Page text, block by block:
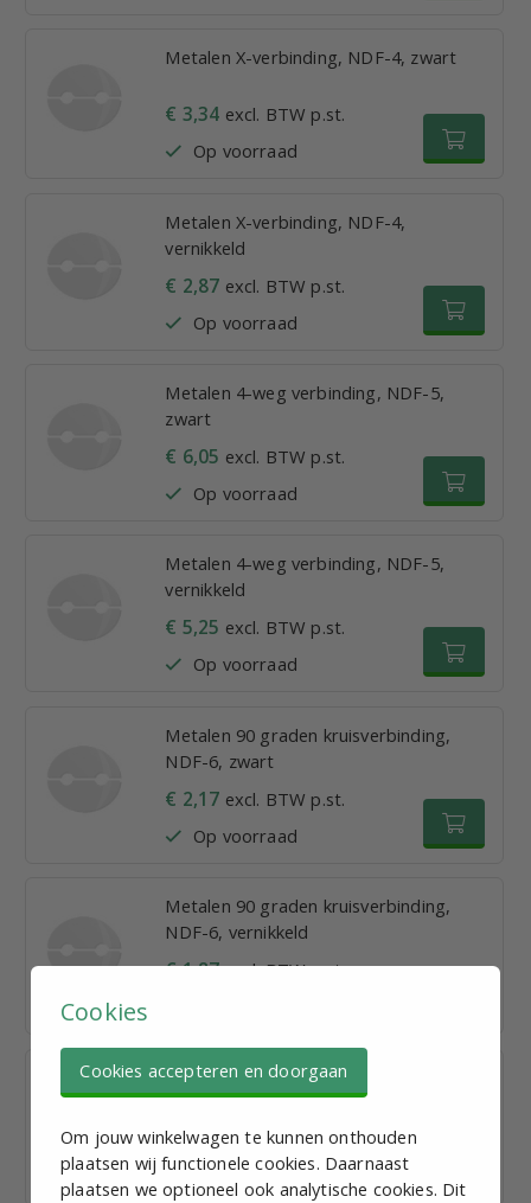
Metalen X-verbinding, NDF-4, zwart
€ 3,34 excl. BTW p.st.
Op voorraad
Metalen X-verbinding, NDF-4,
vernikkeld
€ 2,87 excl. BTW p.st.
Op voorraad
Metalen 4-weg verbinding, NDF-5,
zwart
€ 6,05 excl. BTW p.st.
Op voorraad
Metalen 4-weg verbinding, NDF-5,
vernikkeld
€ 5,25 excl. BTW p.st.
Op voorraad
Metalen 90 graden kruisverbinding,
NDF-6, zwart
€ 2,17 excl. BTW p.st.
Op voorraad
Metalen 90 graden kruisverbinding,
NDF-6, vernikkeld
€ 1,87excl. BTW p.st.
Metalen draaibare verbinder, NDF-7,
zwart
€ 4,45excl. BTW p.st.
Op voorraad
Cookies
Cookies accepteren en doorgaan
Om jouw winkelwagen te kunnen onthouden
plaatsen wij functionele cookies. Daarnaast
plaatsen we optioneel ook analytische cookies. Dit